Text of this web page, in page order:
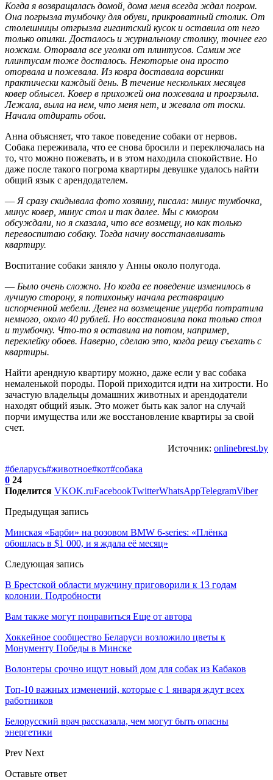
Когда я возвращалась домой, дома меня всегда ждал погром.
Она погрызла тумбочку для обуви, прикроватный столик. От
столешницы отгрызла гигантский кусок и оставила от него
только опилки. Досталось и журнальному столику, точнее его
ножкам. Оторвала все уголки от плинтусов. Самим же
плинтусам тоже досталось. Некоторые она просто
оторвала и пожевала. Из ковра доставала ворсинки
практически каждый день. В течение нескольких месяцев
ковер облысел. Ковер в прихожей она пожевала и прогрзыла.
Лежала, выла на нем, что меня нет, и жевала от тоски.
Начала отдирать обои.
Анна объясняет, что такое поведение собаки от нервов.
Собака переживала, что ее снова бросили и переключалась на
то, что можно пожевать, и в этом находила спокойствие. Но
даже после такого погрома квартиры девушке удалось найти
общий язык с арендодателем.
— Я сразу скидывала фото хозяину, писала: минус тумбочка,
минус ковер, минус стол и так далее. Мы с юмором
обсуждали, но я сказала, что все возмещу, но как только
перевоспитаю собаку. Тогда начну восстанавливать
квартиру.
Воспитание собаки заняло у Анны около полугода.
— Было очень сложно. Но когда ее поведение изменилось в
лучшую сторону, я потихоньку начала реставрацию
испорченной мебели. Денег на возмещение ущерба потратила
немного, около 40 рублей. Но восстановила пока только стол
и тумбочку. Что-то я оставила на потом, например,
переклейку обоев. Наверно, сделаю это, когда решу съехать с
квартиры.
Найти арендную квартиру можно, даже если у вас собака
немаленькой породы. Порой приходится идти на хитрости. Но
зачастую владельцы домашних животных и арендодатели
находят общий язык. Это может быть как залог на случай
порчи имущества или же восстановление квартиры за свой
счет.
Источник: onlinebrest.by
#беларусь#животное#кот#собака
0 24
Поделится VKOK.ruFacebookTwitterWhatsAppTelegramViber
Предыдущая запись
Минская «Барби» на розовом BMW 6-series: «Плёнка
обошлась в $1 000, и я ждала её месяц»
Следующая запись
В Брестской области мужчину приговорили к 13 годам
колонии. Подробности
Вам также могут понравиться Еще от автора
Хоккейное сообщество Беларуси возложило цветы к
Монументу Победы в Минске
Волонтеры срочно ищут новый дом для собак из Кабаков
Топ-10 важных изменений, которые с 1 января ждут всех
работников
Белорусский врач рассказала, чем могут быть опасны
энергетики
Prev Next
Оставьте ответ